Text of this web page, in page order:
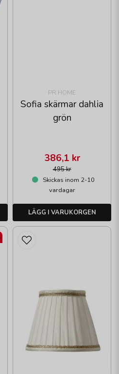
PR HOME
Sofia skärmar dahlia
grön
495 kr
386,1 kr
Skickas inom 2-10
vardagar
LÄGG I VARUKORGEN